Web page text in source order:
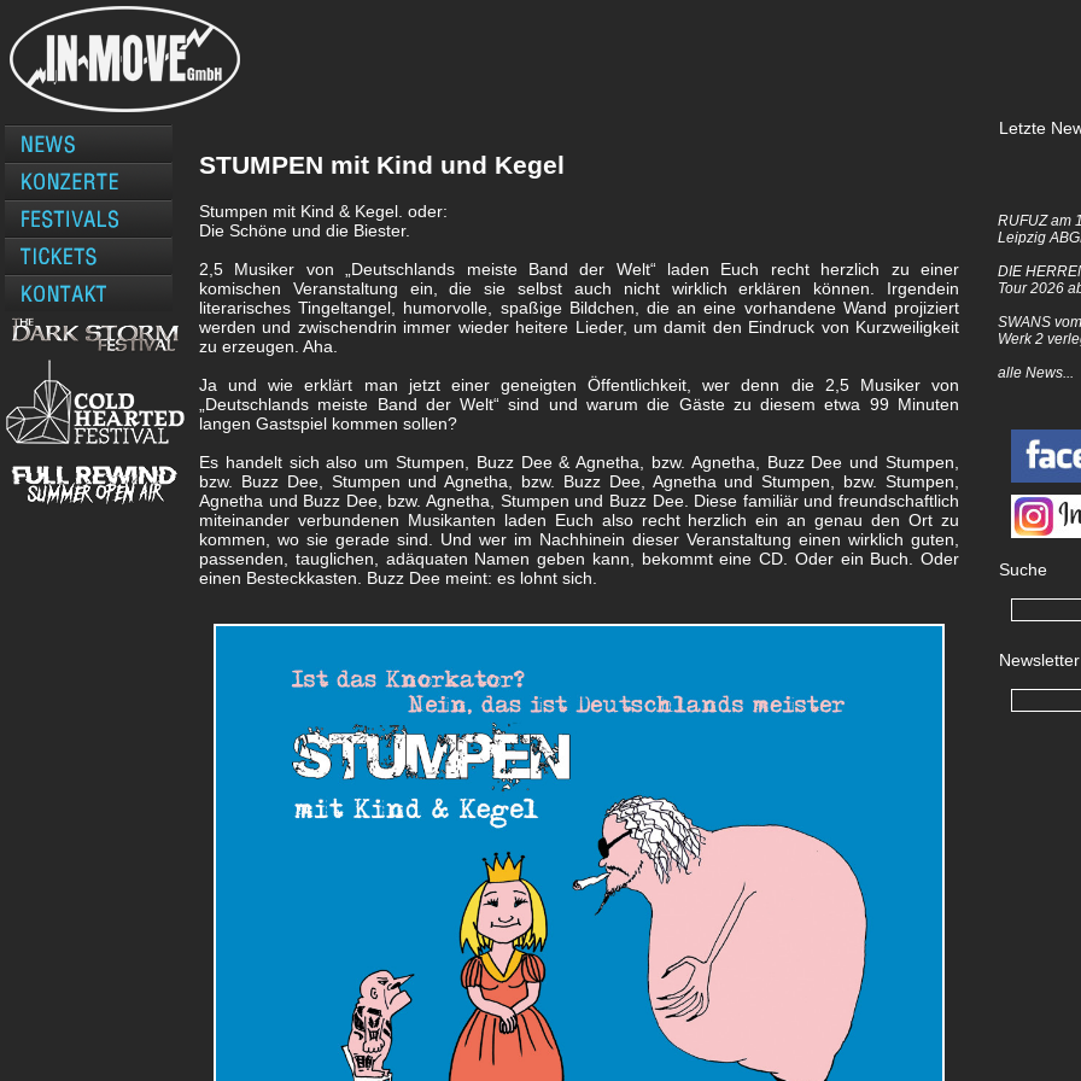
STUMPEN mit Kind und Kegel
Stumpen mit Kind & Kegel. oder:
Die Schöne und die Biester.
2,5 Musiker von „Deutschlands meiste Band der Welt“ laden Euch recht herzlich zu einer
komischen Veranstaltung ein, die sie selbst auch nicht wirklich erklären können. Irgendein
literarisches Tingeltangel, humorvolle, spaßige Bildchen, die an eine vorhandene Wand projiziert
werden und zwischendrin immer wieder heitere Lieder, um damit den Eindruck von Kurzweiligkeit
zu erzeugen. Aha.
Ja und wie erklärt man jetzt einer geneigten Öffentlichkeit, wer denn die 2,5 Musiker von
„Deutschlands meiste Band der Welt“ sind und warum die Gäste zu diesem etwa 99 Minuten
langen Gastspiel kommen sollen?
Es handelt sich also um Stumpen, Buzz Dee & Agnetha, bzw. Agnetha, Buzz Dee und Stumpen,
bzw. Buzz Dee, Stumpen und Agnetha, bzw. Buzz Dee, Agnetha und Stumpen, bzw. Stumpen,
Agnetha und Buzz Dee, bzw. Agnetha, Stumpen und Buzz Dee. Diese familiär und freundschaftlich
miteinander verbundenen Musikanten laden Euch also recht herzlich ein an genau den Ort zu
kommen, wo sie gerade sind. Und wer im Nachhinein dieser Veranstaltung einen wirklich guten,
passenden, tauglichen, adäquaten Namen geben kann, bekommt eine CD. Oder ein Buch. Oder
einen Besteckkasten. Buzz Dee meint: es lohnt sich.
Letzte
RUFUZ am
Leipzig
DIE
Tour 2026
SWANS
Werk 2
alle News...
Suche
Newsletter